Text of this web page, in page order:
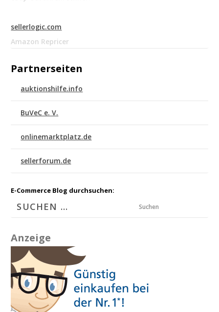
sellerlogic.com
Amazon Repricer
Partnerseiten
auktionshilfe.info
BuVeC e. V.
onlinemarktplatz.de
sellerforum.de
E-Commerce Blog durchsuchen:
Suchen
Anzeige